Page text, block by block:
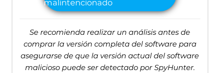
Se recomienda realizar un análisis antes de
comprar la versión completa del software para
asegurarse de que la versión actual del software
malicioso puede ser detectado por SpyHunter.